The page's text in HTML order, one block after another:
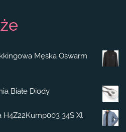
Męska Oswarm
Białe Diody
34S Xl